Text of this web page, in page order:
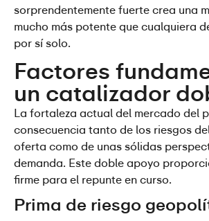
sorprendentemente fuerte crea una
mucho más potente que cualquiera
por sí solo.
Factores
un catalizador
La fortaleza actual del mercado del
consecuencia tanto de los riesgos
oferta como de unas sólidas
demanda. Este doble apoyo
firme para el repunte en curso.
Prima de riesgo